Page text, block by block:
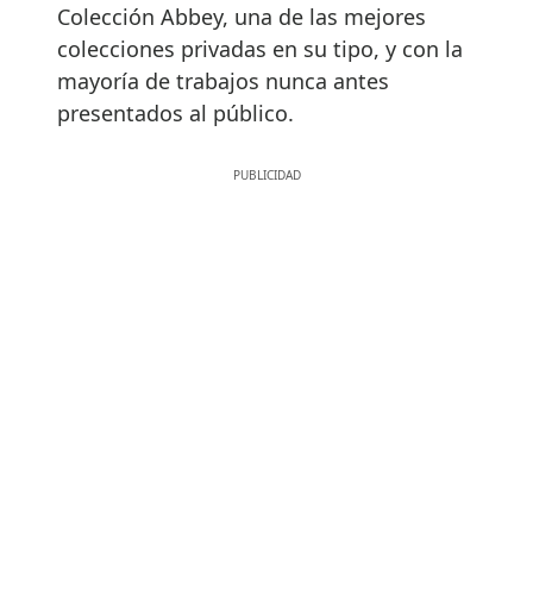
Colección Abbey, una de las mejores
colecciones privadas en su tipo, y con la
mayoría de trabajos nunca antes
presentados al público.